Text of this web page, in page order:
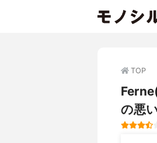
TOP
の悪